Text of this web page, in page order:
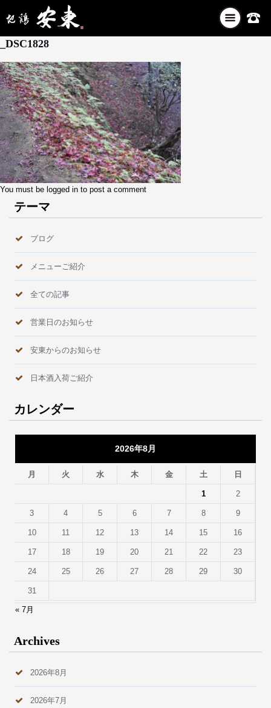
ナ
ビ
11月 29, 2025
_DSC1828
You must be logged in to post a comment
テーマ
ブログ
メニューご紹介
全ての記事
営業日のお知らせ
安東からのお知らせ
日本酒入荷ご紹介
カレンダー
2026年8月
月 火 水 木 金 土 日
1 2
3 4 5 6 7 8 9
10 11 12 13 14 15 16
17 18 19 20 21 22 23
24 25 26 27 28 29 30
31
« 7月
Archives
2026年8月
2026年7月